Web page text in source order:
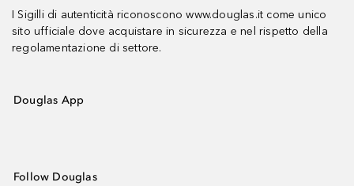
I Sigilli di autenticità riconoscono www.douglas.it come unico
sito ufficiale dove acquistare in sicurezza e nel rispetto della
regolamentazione di settore.
Douglas App
Follow Douglas